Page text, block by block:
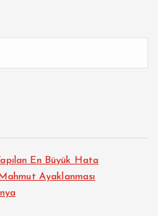
En Büyük Hata
Ayaklanması